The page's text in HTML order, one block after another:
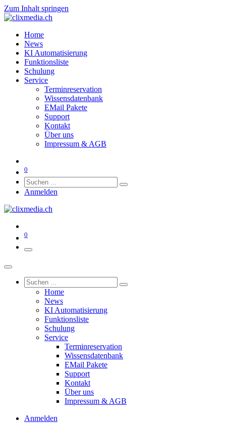
Zum Inhalt springen
Home
News
KI Automatisierung
Funktionsliste
Schulung
Service
Terminreservation
Wissensdatenbank
EMail Pakete
Support
Kontakt
Über uns
Impressum & AGB
0
Anmelden
0
Home
News
KI Automatisierung
Funktionsliste
Schulung
Service
Terminreservation
Wissensdatenbank
EMail Pakete
Support
Kontakt
Über uns
Impressum & AGB
Anmelden